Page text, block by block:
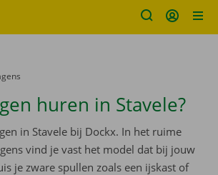
huren in Stavele?
in Stavele bij Dockx. In het ruime
vind je vast het model dat bij jouw
je zware spullen zoals een ijskast of